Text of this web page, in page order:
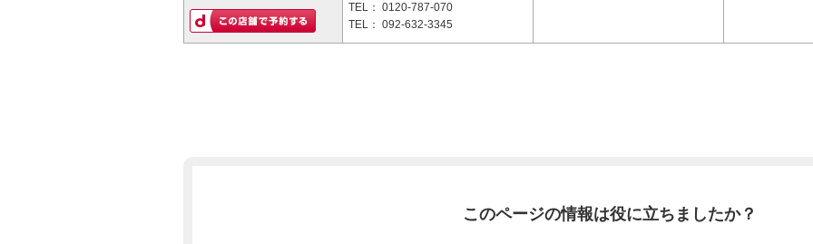
TEL： 0120-787-070
TEL： 092-632-3345
このページの情報は役に立ちましたか？